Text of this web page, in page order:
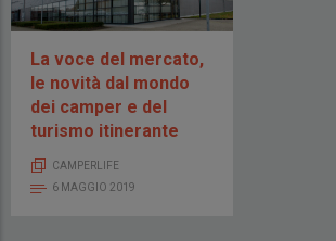
La voce del mercato,
le novità dal mondo
dei camper e del
turismo itinerante
CAMPERLIFE
6 MAGGIO 2019